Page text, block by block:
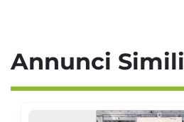
Annunci Simili